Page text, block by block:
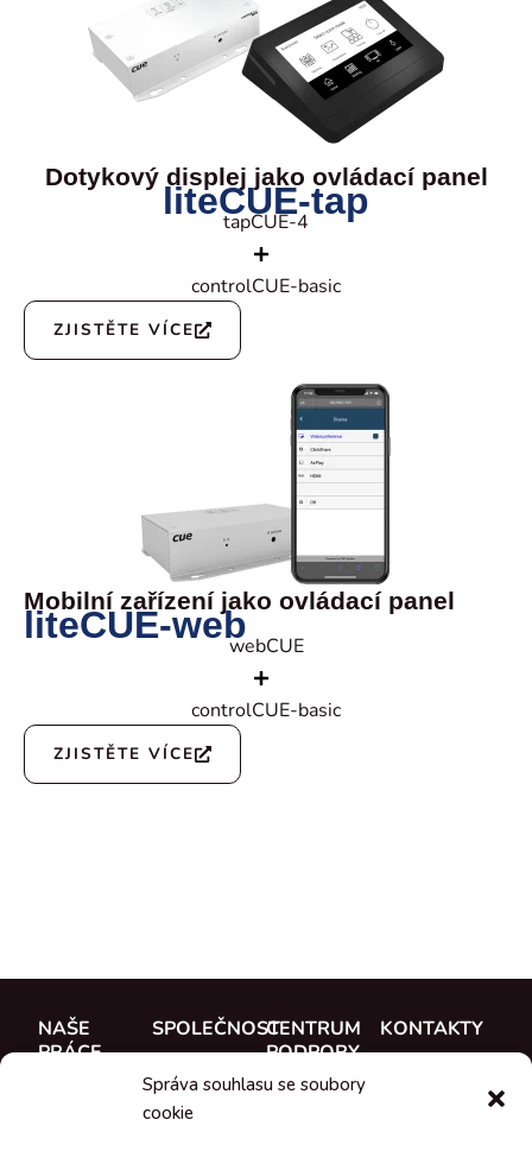
Správa souhlasu se soubory
cookie
Dotykový displej jako ovládací panel
liteCUE-tap
tapCUE-4
controlCUE-basic
ZJISTĚTE VÍCE
Mobilní zařízení jako ovládací panel
liteCUE-webwebCUE
controlCUE-basic
ZJISTĚTE VÍCE
NAŠE
PRÁCE
SPOLEČNOST
Seznamte se
CENTRUM
PODPORY
Dokumentace
KONTAKTY